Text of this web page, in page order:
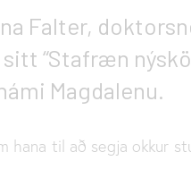
Falter,
“Stafræn
Magdalenu.
hana til að segja okkur